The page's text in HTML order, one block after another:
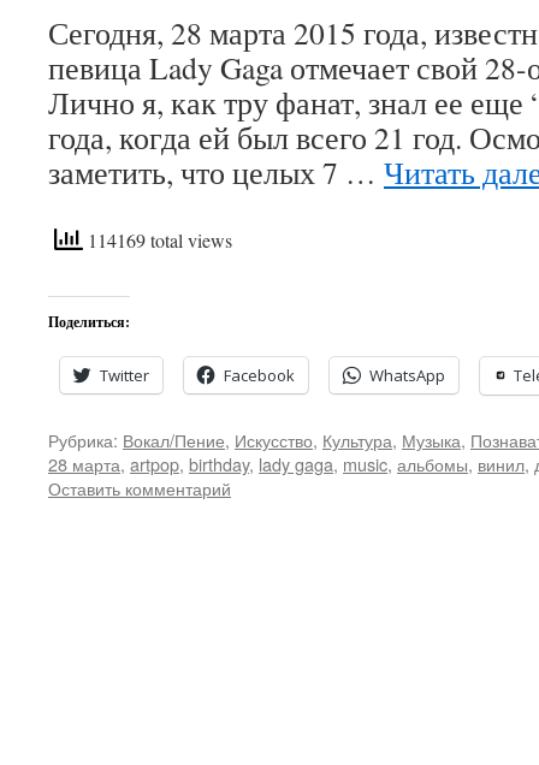
Сегодня, 28 марта 2015 года,
певица Lady Gaga отмечает свой
Лично я, как тру фанат, знал ее еще
года, когда ей был всего 21 год.
заметить, что целых 7 … Читать
114169 total views
Поделиться:
Twitter Facebook WhatsApp
Рубрика: Вокал/Пение, Искусство, Культура, Музыка,
28 марта, artpop, birthday, lady gaga, music, альбомы, винил,
Оставить комментарий